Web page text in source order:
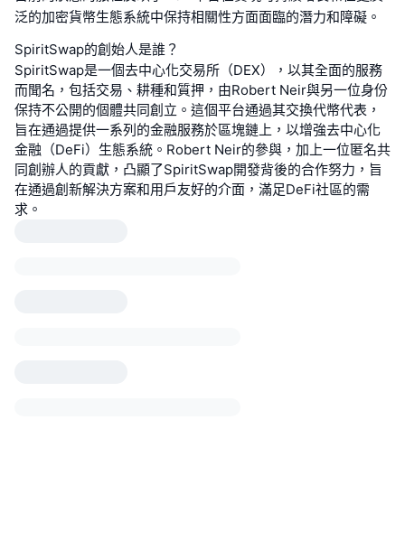
泛的加密貨幣生態系統中保持相關性方面面臨的潛力和障礙。
SpiritSwap的創始人是誰？
SpiritSwap是一個去中心化交易所（DEX），以其全面的服務
而聞名，包括交易、耕種和質押，由Robert Neir與另一位身份
保持不公開的個體共同創立。這個平台通過其交換代幣代表，
旨在通過提供一系列的金融服務於區塊鏈上，以增強去中心化
金融（DeFi）生態系統。Robert Neir的參與，加上一位匿名共
同創辦人的貢獻，凸顯了SpiritSwap開發背後的合作努力，旨
在通過創新解決方案和用戶友好的介面，滿足DeFi社區的需
求。